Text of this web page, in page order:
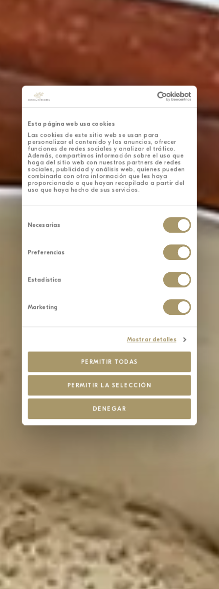
Esta página web usa cookies
Las cookies de este sitio web se usan para
personalizar el contenido y los anuncios, ofrecer
funciones de redes sociales y analizar el tráfico.
Además, compartimos información sobre el uso que
haga del sitio web con nuestros partners de redes
sociales, publicidad y análisis web, quienes pueden
combinarla con otra información que les haya
proporcionado o que hayan recopilado a partir del
uso que haya hecho de sus servicios.
de
consentimiento
Necesarias
Preferencias
Estadística
Marketing
Mostrar detalles
PERMITIR TODAS
PERMITIR LA SELECCIÓN
DENEGAR